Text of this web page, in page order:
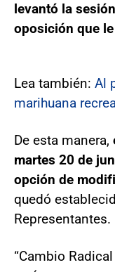
levantó la
oposición que
Lea también: Al
marihuana
De esta manera,
martes 20 de
opción de
quedó
Representantes.
“Cambio